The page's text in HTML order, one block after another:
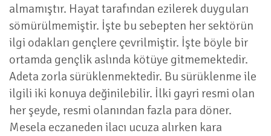
almamıştır. Hayat tarafından ezilerek duyguları
sömürülmemiştir. İşte bu sebepten her sektörün
ilgi odakları gençlere çevrilmiştir. İşte böyle bir
ortamda gençlik aslında kötüye gitmemektedir.
Adeta zorla sürüklenmektedir. Bu sürüklenme ile
ilgili iki konuya değinilebilir. İlki gayri resmi olan
her şeyde, resmi olanından fazla para döner.
Mesela eczaneden ilacı ucuza alırken kara